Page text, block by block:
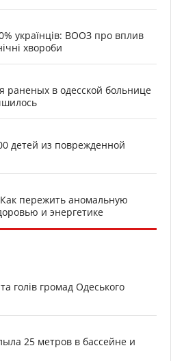
українців: ВООЗ про вплив
хвороби
раненых в одесской больнице
детей из поврежденной
пережить аномальную
и энергетике
голів громад Одеського
25 метров в бассейне и